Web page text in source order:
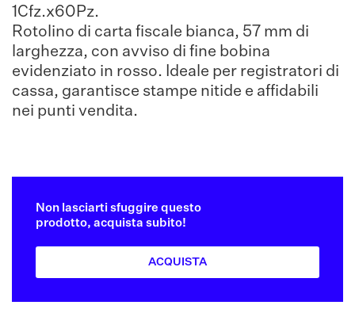
1Cfz.x60Pz.
Rotolino di carta fiscale bianca, 57 mm di
larghezza, con avviso di fine bobina
evidenziato in rosso. Ideale per registratori di
cassa, garantisce stampe nitide e affidabili
nei punti vendita.
Non lasciarti sfuggire questo
prodotto, acquista subito!
ACQUISTA